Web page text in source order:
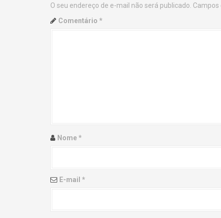
n
n
O seu endereço de e-mail não será publicado.
Comentário *
Nome*
E-mail *